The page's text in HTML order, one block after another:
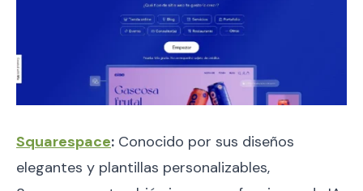
Squarespace: Conocido por sus diseños
elegantes y plantillas personalizables,